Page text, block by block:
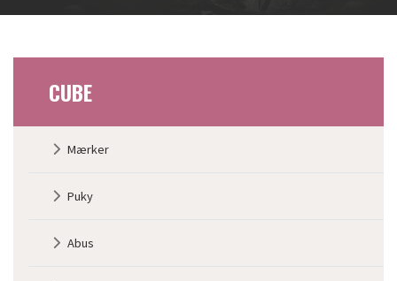
CUBE
navigationMærker
Puky
Abus